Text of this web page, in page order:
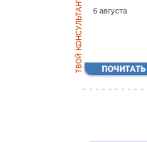
6 августа